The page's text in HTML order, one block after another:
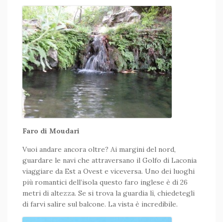
Faro di Moudari
Vuoi andare ancora oltre? Ai margini del nord,
guardare le navi che attraversano il Golfo di Laconia
viaggiare da Est a Ovest e viceversa. Uno dei luoghi
più romantici dell’isola questo faro inglese è di 26
metri di altezza. Se si trova la guardia lì, chiedetegli
di farvi salire sul balcone. La vista è incredibile.